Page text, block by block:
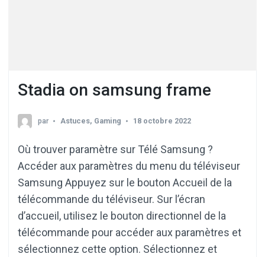
Stadia on samsung frame
par Astuces, Gaming 18 octobre 2022
Où trouver paramètre sur Télé Samsung ?
Accéder aux paramètres du menu du téléviseur
Samsung Appuyez sur le bouton Accueil de la
télécommande du téléviseur. Sur l’écran
d’accueil, utilisez le bouton directionnel de la
télécommande pour accéder aux paramètres et
sélectionnez cette option. Sélectionnez et